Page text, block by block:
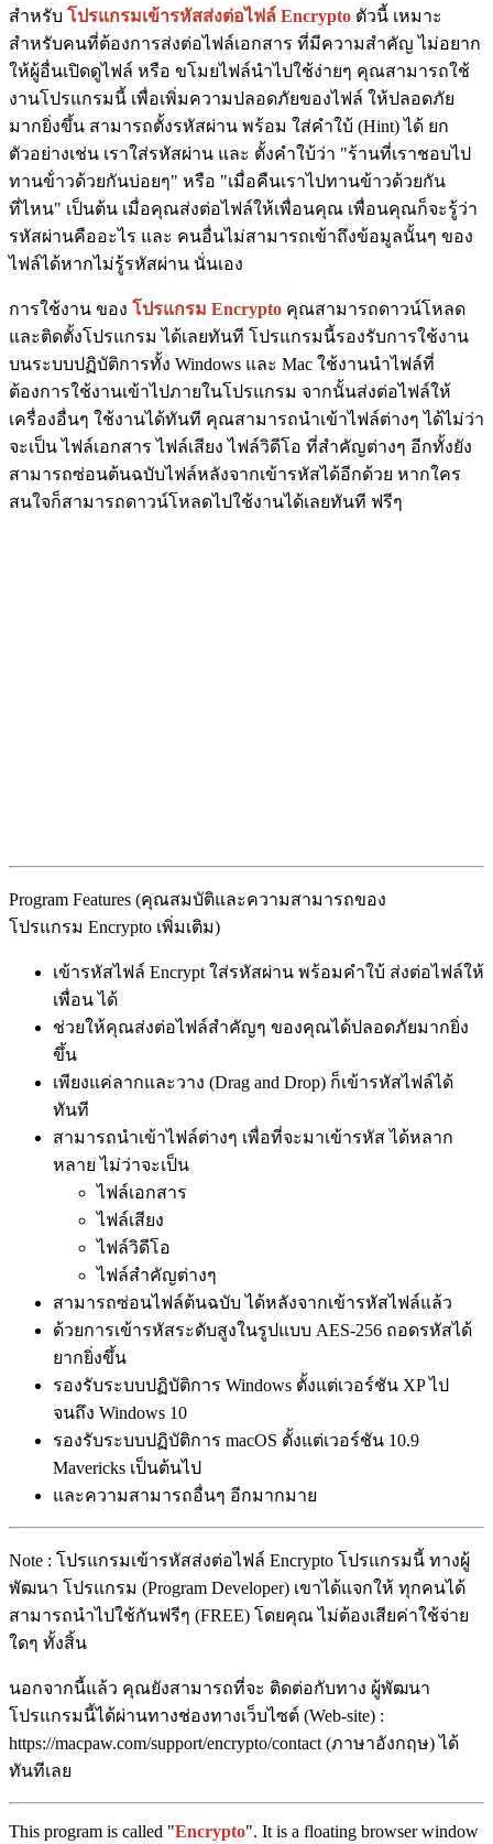
สำหรับ โปรแกรมเข้ารหัสส่งต่อไฟล์ Encrypto ตัวนี้ เหมาะ
สำหรับคนที่ต้องการส่งต่อไฟล์เอกสาร ที่มีความสำคัญ ไม่อยาก
ให้ผู้อื่นเปิดดูไฟล์ หรือ ขโมยไฟล์นำไปใช้ง่ายๆ คุณสามารถใช้
งานโปรแกรมนี้ เพื่อเพิ่มความปลอดภัยของไฟล์ ให้ปลอดภัย
มากยิ่งขึ้น สามารถตั้งรหัสผ่าน พร้อม ใส่คำใบ้ (Hint) ได้ ยก
ตัวอย่างเช่น เราใส่รหัสผ่าน และ ตั้งคำใบ้ว่า "ร้านที่เราชอบไป
ทานข้่าวด้วยกันบ่อยๆ" หรือ "เมื่อคืนเราไปทานข้าวด้วยกัน
ที่ไหน" เป็นต้น เมื่อคุณส่งต่อไฟล์ให้เพื่อนคุณ เพื่อนคุณก็จะรู้ว่า
รหัสผ่านคืออะไร และ คนอื่นไม่สามารถเข้าถึงข้อมูลนั้นๆ ของ
ไฟล์ได้หากไม่รู้รหัสผ่าน นั่นเอง
การใช้งาน ของ โปรแกรม Encrypto คุณสามารถดาวน์โหลด
และติดตั้งโปรแกรม ได้เลยทันที โปรแกรมนี้รองรับการใช้งาน
บนระบบปฏิบัติการทั้ง Windows และ Mac ใช้งานนำไฟล์ที่
ต้องการใช้งานเข้าไปภายในโปรแกรม จากนั้นส่งต่อไฟล์ให้
เครื่องอื่นๆ ใช้งานได้ทันที คุณสามารถนำเข้าไฟล์ต่างๆ ได้ไม่ว่า
จะเป็น ไฟล์เอกสาร ไฟล์เสียง ไฟล์วิดีโอ ที่สำคัญต่างๆ อีกทั้งยัง
สามารถซ่อนต้นฉบับไฟล์หลังจากเข้ารหัสได้อีกด้วย หากใคร
สนใจก็สามารถดาวน์โหลดไปใช้งานได้เลยทันที ฟรีๆ
Program Features (คุณสมบัติและความสามารถของ
โปรแกรม Encrypto เพิ่มเติม)
เข้ารหัสไฟล์ Encrypt ใส่รหัสผ่าน พร้อมคำใบ้ ส่งต่อไฟล์ให้
เพื่อน ได้
ช่วยให้คุณส่งต่อไฟล์สำคัญๆ ของคุณได้ปลอดภัยมากยิ่ง
ขึ้น
เพียงแค่ลากและวาง (Drag and Drop) ก็เข้ารหัสไฟล์ได้
ทันที
สามารถนำเข้าไฟล์ต่างๆ เพื่อที่จะมาเข้ารหัส ได้หลาก
หลาย ไม่ว่าจะเป็น
ไฟล์เอกสาร
ไฟล์เสียง
ไฟล์วิดีโอ
ไฟล์สำคัญต่างๆ
สามารถซ่อนไฟล์ต้นฉบับ ได้หลังจากเข้ารหัสไฟล์แล้ว
ด้วยการเข้ารหัสระดับสูงในรูปแบบ AES-256 ถอดรหัสได้
ยากยิ่งขึ้น
รองรับระบบปฏิบัติการ Windows ตั้งแต่เวอร์ชัน XP ไป
จนถึง Windows 10
รองรับระบบปฏิบัติการ macOS ตั้งแต่เวอร์ชัน 10.9
Mavericks เป็นต้นไป
และความสามารถอื่นๆ อีกมากมาย
Note : โปรแกรมเข้ารหัสส่งต่อไฟล์ Encrypto โปรแกรมนี้ ทางผู้
พัฒนา โปรแกรม (Program Developer) เขาได้แจกให้ ทุกคนได้
สามารถนำไปใช้กันฟรีๆ (FREE) โดยคุณ ไม่ต้องเสียค่าใช้จ่าย
ใดๆ ทั้งสิ้น
นอกจากนี้แล้ว คุณยังสามารถที่จะ ติดต่อกับทาง ผู้พัฒนา
โปรแกรมนี้ได้ผ่านทางช่องทางเว็บไซต์ (Web-site) :
https://macpaw.com/support/encrypto/contact (ภาษาอังกฤษ) ได้
ทันทีเลย
This program is called "Encrypto". It is a floating browser window